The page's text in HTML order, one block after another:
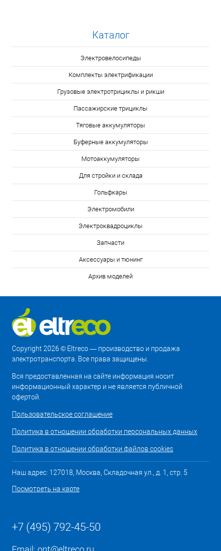
Каталог
Электровелосипеды
Комплекты электрификации
Грузовые электротрициклы и рикши
Пассажирские трициклы
Тяговые аккумуляторы
Буферные аккумуляторы
Мотоаккумуляторы
Для стройки и склада
Гольфкары
Электромобили
Электроквадроциклы
Запчасти
Аксессуары и тюнинг
Архив моделей
Copyright 2026 © Eltreco — производство и продажа
электротранспорта. Все права защищены.
Вся предоставленная на сайте информация носит
информационный характер и не является публичной
офертой.
Пользовательское соглашение
Политика в отношении обработки персональных данных
Политика в отношении обработки файлов cookies
Наш адрес: 127018, Москва, Складочная ул., д. 1, стр. 5
Посмотреть на карте
+7 (495) 792-45-50